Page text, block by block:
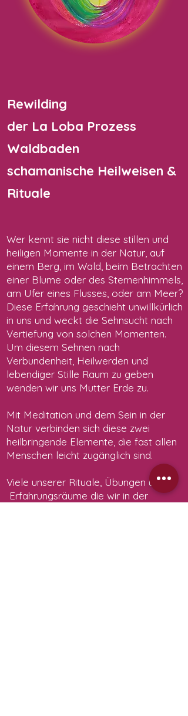
Rewilding
der La Loba Prozess
Waldbaden
schamanische Heilweisen &
Rituale
Wer kennt sie nicht diese stillen und
heiligen Momente in der Natur, auf
einem Berg, im Wald, beim Betrachten
einer Blume oder des Sternenhimmels,
am Ufer eines Flusses, oder am Meer?
Diese Erfahrung geschieht unwillkürlich
in uns und weckt die Sehnsucht nach
Vertiefung von solchen Momenten.
Um diesem Sehnen nach
Verbundenheit, Heilwerden und
lebendiger Stille Raum zu geben
wenden wir uns Mutter Erde zu.
Mit Meditation und dem Sein in der
Natur verbinden sich diese zwei
heilbringende Elemente, die fast allen
Menschen leicht zugänglich sind.
Viele unserer Rituale, Übungen und
Erfahrungsräume die wir in der